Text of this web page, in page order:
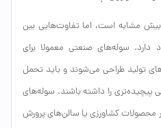
مشابه است، اما تفاوت‌هایی بین
سوله‌های صنعتی معمولا برای
تولید طراحی می‌شوند و باید تحمل
پیچیده‌تری را داشته باشند. سوله‌های
محصولات کشاورزی یا سالن‌های پرورش